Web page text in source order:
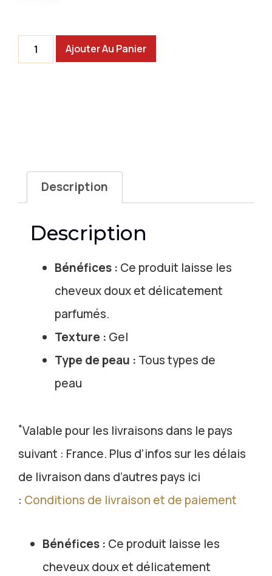
Ajouter Au Panier
Description
Description
Bénéfices : Ce produit laisse les
cheveux doux et délicatement
parfumés.
Texture : Gel
Type de peau : Tous types de
peau
*Valable pour les livraisons dans le pays
suivant : France. Plus d’infos sur les délais
de livraison dans d’autres pays ici
: Conditions de livraison et de paiement
Bénéfices : Ce produit laisse les
cheveux doux et délicatement